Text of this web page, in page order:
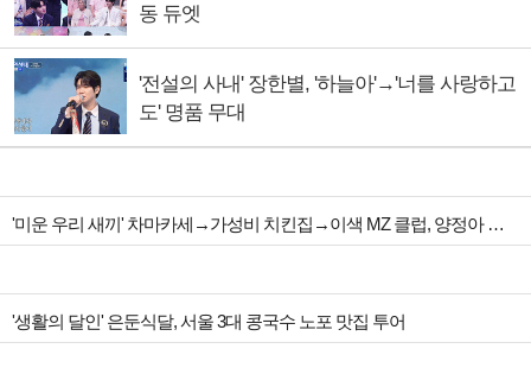
동 듀엣
'전설의 사내' 장한별, '하늘아'→'너를 사랑하고
도' 명품 무대
'미운 우리 새끼' 차마카세→가성비 치킨집→이색 MZ 클럽, 양정아 생일파티
'생활의 달인' 은둔식달, 서울 3대 콩국수 노포 맛집 투어